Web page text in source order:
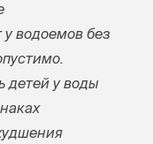
у водоемов без
детей у воды